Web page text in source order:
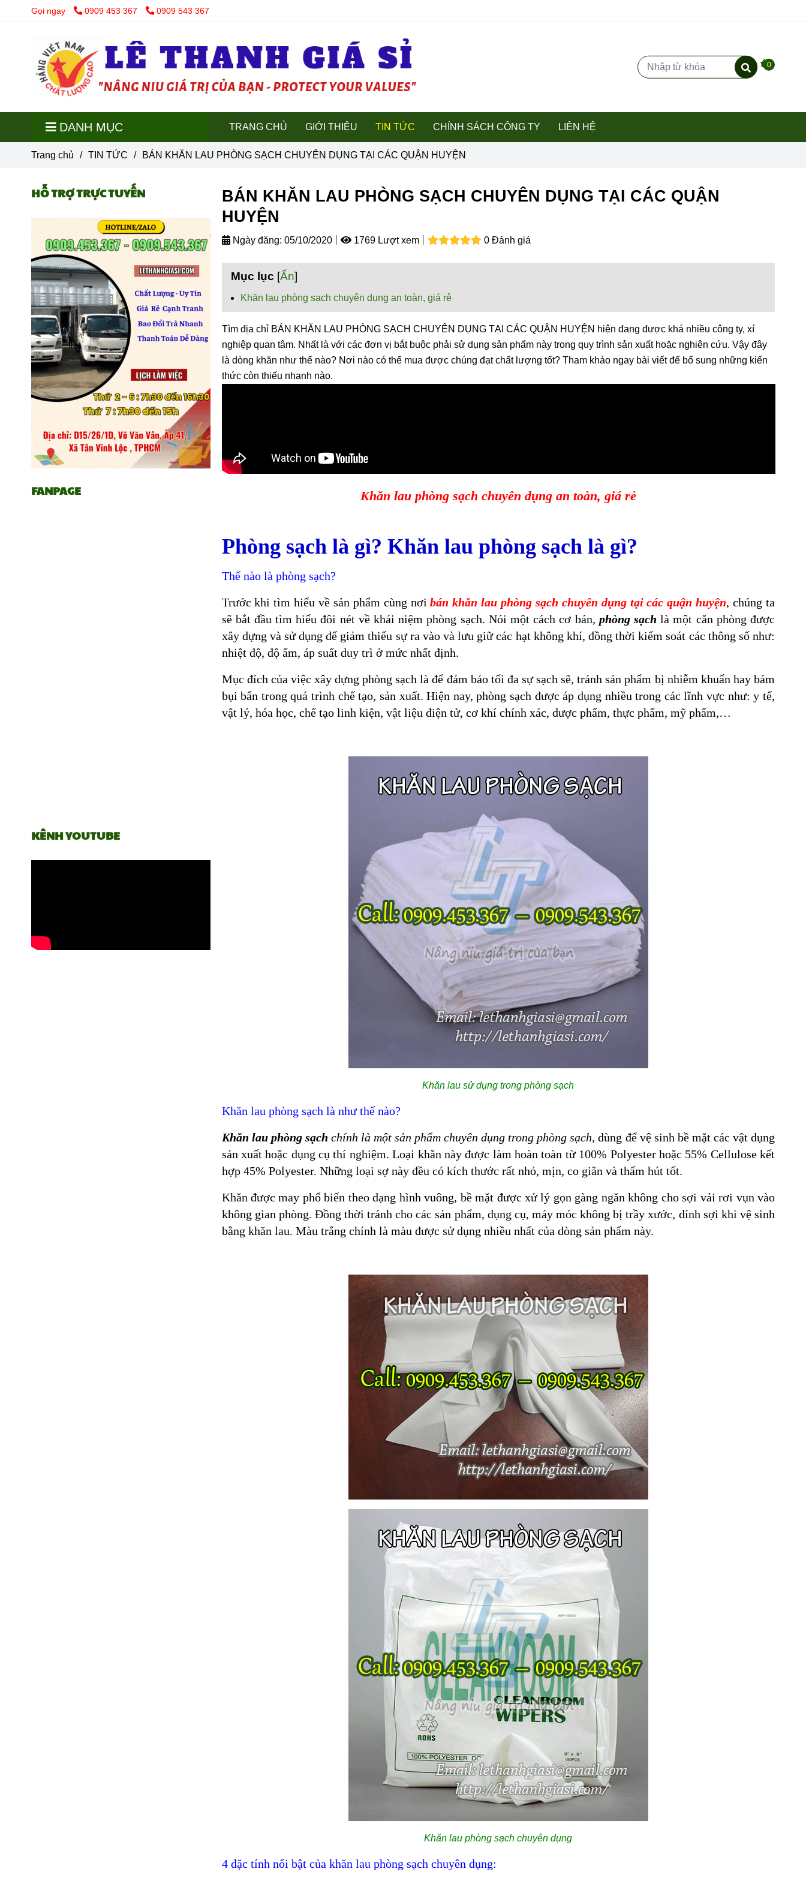
Gọi ngay 0909 453 367 0909 543 367
0
DANH MỤC TRANG CHỦ GIỚI THIỆU TIN TỨC CHÍNH SÁCH CÔNG TY LIÊN HỆ
Trang chủ / TIN TỨC / BÁN KHĂN LAU PHÒNG SẠCH CHUYÊN DỤNG TẠI CÁC QUẬN HUYỆN
BÁN KHĂN LAU PHÒNG SẠCH CHUYÊN DỤNG TẠI CÁC QUẬN
HUYỆN
Ngày đăng: 05/10/2020 1769 Lượt xem 0 Đánh giá
Mục lục [Ẩn]
Khăn lau phòng sạch chuyên dụng an toàn, giá rẻ
Tìm địa chỉ BÁN KHĂN LAU PHÒNG SẠCH CHUYÊN DỤNG TẠI CÁC QUẬN HUYỆN hiện đang được khá nhiều công ty, xí
nghiệp quan tâm. Nhất là với các đơn vị bắt buộc phải sử dụng sản phẩm này trong quy trình sản xuất hoặc nghiên cứu. Vậy đây
là dòng khăn như thế nào? Nơi nào có thể mua được chúng đạt chất lượng tốt? Tham khảo ngay bài viết để bổ sung những kiến
thức còn thiếu nhanh nào.
Khăn lau phòng sạch chuyên dụng an toàn, giá rẻ
Phòng sạch là gì? Khăn lau phòng sạch là gì?
Thế nào là phòng sạch?
Trước khi tìm hiểu về sản phẩm cùng nơibán khăn lau phòng sạch chuyên dụng tại các quận huyện, chúng ta
sẽ bắt đầu tìm hiểu đôi nét về khái niệm phòng sạch. Nói một cách cơ bản, phòng sạchlà một căn phòng được
xây dựng và sử dụng để giảm thiểu sự ra vào và lưu giữ các hạt không khí, đồng thời kiểm soát các thông số như:
nhiệt độ, độ ẩm, áp suất duy trì ở mức nhất định.
Mục đích của việc xây dựng phòng sạch là để đảm bảo tối đa sự sạch sẽ, tránh sản phẩm bị nhiễm khuẩn hay bám
bụi bẩn trong quá trình chế tạo, sản xuất. Hiện nay, phòng sạch được áp dụng nhiều trong các lĩnh vực như: y tế,
vật lý, hóa học, chế tạo linh kiện, vật liệu điện tử, cơ khí chính xác, dược phẩm, thực phẩm, mỹ phẩm,…
Khăn lau sử dụng trong phòng sạch
Khăn lau phòng sạch là như thế nào?
Khăn lau phòng sạch chính là một sản phẩm chuyên dụng trong phòng sạch, dùng để vệ sinh bề mặt các vật dụng
sản xuất hoặc dụng cụ thí nghiệm. Loại khăn này được làm hoàn toàn từ 100% Polyester hoặc 55% Cellulose kết
hợp 45% Polyester. Những loại sợ này đều có kích thước rất nhỏ, mịn, co giãn và thấm hút tốt.
Khăn được may phổ biến theo dạng hình vuông, bề mặt được xử lý gọn gàng ngăn không cho sợi vải rơi vụn vào
không gian phòng. Đồng thời tránh cho các sản phẩm, dụng cụ, máy móc không bị trầy xước, dính sợi khi vệ sinh
bằng khăn lau. Màu trắng chính là màu được sử dụng nhiều nhất của dòng sản phẩm này.
Khăn lau phòng sạch chuyên dụng
4 đặc tính nổi bật của khăn lau phòng sạch chuyên dụng:
HỖ TRỢ TRỰC TUYẾN
FANPAGE
KÊNH YOUTUBE